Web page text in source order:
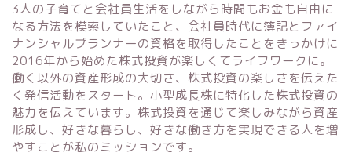
3人の子育てと会社員生活をしながら時間もお金も自由に
なる方法を模索していたこと、会社員時代に簿記とファイ
ナンシャルプランナーの資格を取得したことをきっかけに
2016年から始めた株式投資が楽しくてライフワークに。
働く以外の資産形成の大切さ、株式投資の楽しさを伝えた
く発信活動をスタート。小型成長株に特化した株式投資の
魅力を伝えています。株式投資を通じて楽しみながら資産
形成し、好きな暮らし、好きな働き方を実現できる人を増
やすことが私のミッションです。